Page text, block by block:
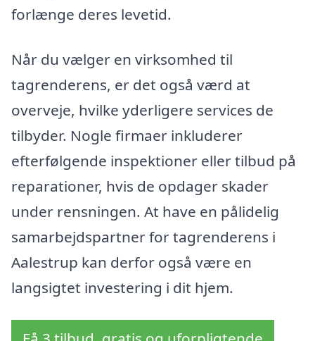
forlænge deres levetid.
Når du vælger en virksomhed til
tagrenderens, er det også værd at
overveje, hvilke yderligere services de
tilbyder. Nogle firmaer inkluderer
efterfølgende inspektioner eller tilbud på
reparationer, hvis de opdager skader
under rensningen. At have en pålidelig
samarbejdspartner for tagrenderens i
Aalestrup kan derfor også være en
langsigtet investering i dit hjem.